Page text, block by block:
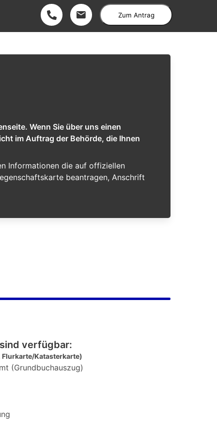
Zum Antrag
Wenn Sie über uns einen
im Auftrag der Behörde, die Ihnen
Informationen die auf offiziellen
beantragen, Anschrift
verfügbar:
Flurkarte/Katasterkarte)
(Grundbuchauszug)